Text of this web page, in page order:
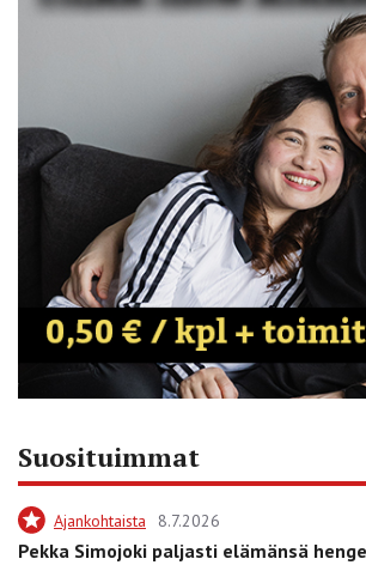
Suosituimmat
Ajankohtaista 8.7.2026
Pekka Simojoki paljasti elämänsä